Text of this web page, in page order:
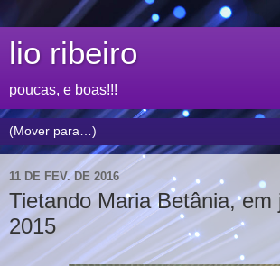
lio ribeiro
poucas, e boas!!!
11 DE FEV. DE 2016
Tietando Maria Betânia, em
2015